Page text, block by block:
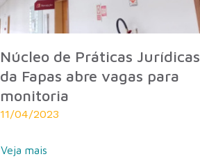
Núcleo de Práticas Jurídicas
da Fapas abre vagas para
monitoria
11/04/2023
Veja mais